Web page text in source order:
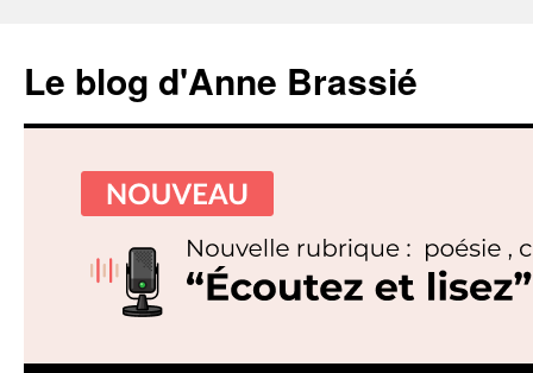
Le blog d'Anne Brassié